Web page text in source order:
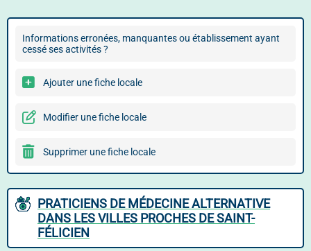
Informations erronées, manquantes ou établissement ayant
cessé ses activités ?
Ajouter une fiche locale
Modifier une fiche locale
Supprimer une fiche locale
PRATICIENS DE MÉDECINE ALTERNATIVE
DANS LES VILLES PROCHES DE SAINT-
FÉLICIEN